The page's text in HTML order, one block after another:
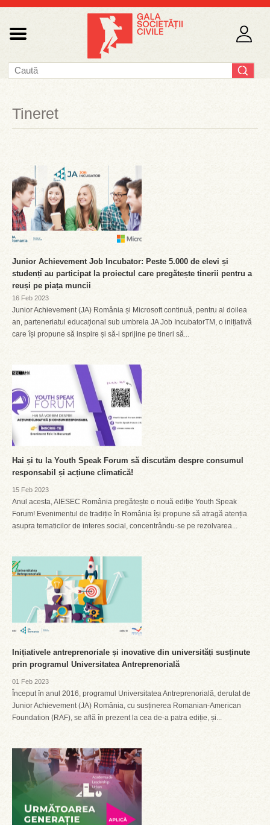
Tineret
Junior Achievement Job Incubator: Peste 5.000 de elevi și
studenți au participat la proiectul care pregătește tinerii pentru a
reuși pe piața muncii
16 Feb 2023
Junior Achievement (JA) România și Microsoft continuă, pentru al doilea
an, parteneriatul educațional sub umbrela JA Job IncubatorTM, o inițiativă
care își propune să inspire și să-i sprijine pe tineri să...
Hai și tu la Youth Speak Forum să discutăm despre consumul
responsabil și acțiune climatică!
15 Feb 2023
Anul acesta, AIESEC România pregătește o nouă ediție Youth Speak
Forum! Evenimentul de tradiție în România își propune să atragă atenția
asupra tematicilor de interes social, concentrându-se pe rezolvarea...
Inițiativele antreprenoriale și inovative din universități susținute
prin programul Universitatea Antreprenorială
01 Feb 2023
Început în anul 2016, programul Universitatea Antreprenorială, derulat de
Junior Achievement (JA) România, cu susținerea Romanian-American
Foundation (RAF), se află în prezent la cea de-a patra ediție, și...